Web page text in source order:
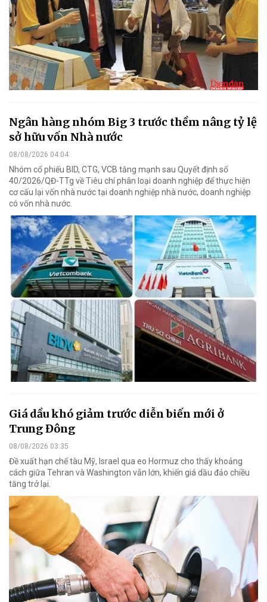
Ngân hàng nhóm Big 3 trước thềm nâng tỷ lệ
sở hữu vốn Nhà nước
08/08/2026 04:04
Nhóm cổ phiếu BID, CTG, VCB tăng mạnh sau Quyết định số
40/2026/QĐ-TTg về Tiêu chí phân loại doanh nghiệp để thực hiện
cơ cấu lại vốn nhà nước tại doanh nghiệp nhà nước, doanh nghiệp
có vốn nhà nước.
Giá dầu khó giảm trước diễn biến mới ở
Trung Đông
08/08/2026 03:35
Đề xuất hạn chế tàu Mỹ, Israel qua eo Hormuz cho thấy khoảng
cách giữa Tehran và Washington vẫn lớn, khiến giá dầu đảo chiều
tăng trở lại.